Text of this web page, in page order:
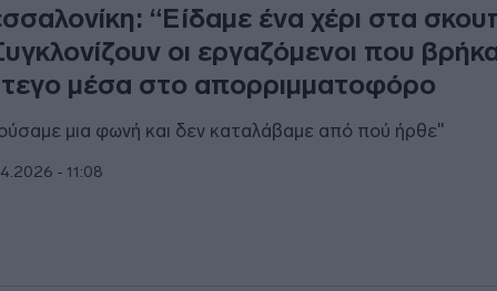
“Είδαμε ένα χέρι στα
οι εργαζόμενοι που
μέσα στο απορριμματοφόρο
μια φωνή και δεν καταλάβαμε από πού ήρθε"
- 11:08